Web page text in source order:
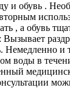
и обувь .
, а обувь
Вызывает
Немедленно и
воды в